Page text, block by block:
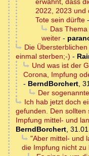
erwähnt, dass
2022, 2023 und
Tote sein dürfte -
Das
weiter -
Die
einmal sterben;-) -
Und was ist der
Corona, Impfung
- BerndBorchert,
Der
Ich hab jetzt doch
gefunden. Den sollten
Impfung mittel- und
BerndBorchert,
"Aber mittel- und
die Impfung nicht zu